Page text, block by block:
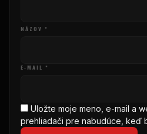
NÁZOV *
E-MAIL *
Uložte moje meno, e-mail a
prehliadači pre nabudúce, keď